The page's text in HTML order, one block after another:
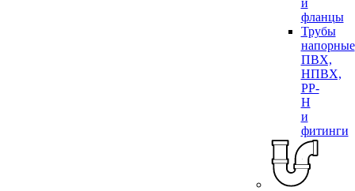
и
фланцы
Трубы
напорные
ПВХ,
НПВХ,
PP-
H
и
фитинги